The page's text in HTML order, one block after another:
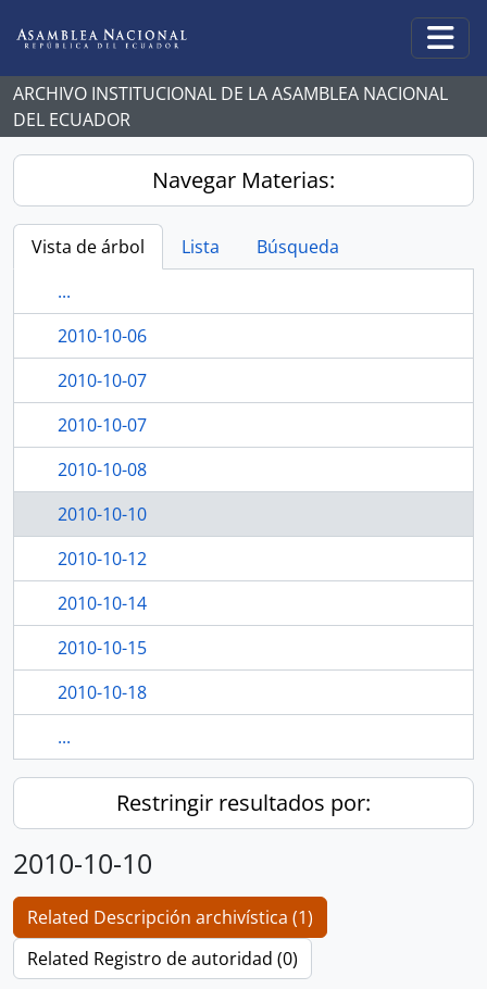
ARCHIVO INSTITUCIONAL DE LA ASAMBLEA NACIONAL
DEL ECUADOR
Navegar Materias:
Vista de árbol Lista
Búsqueda
...
2010-10-06
2010-10-07
2010-10-07
2010-10-08
2010-10-10
2010-10-12
2010-10-14
2010-10-15
2010-10-18
...
Restringir resultados por:
2010-10-10
Related Descripción archivística (1)
Related Registro de autoridad (0)